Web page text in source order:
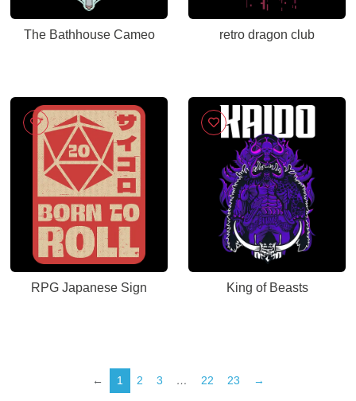
The Bathhouse Cameo retro dragon club
RPG Japanese Sign King of Beasts
← 1 2 3 … 22 23 →